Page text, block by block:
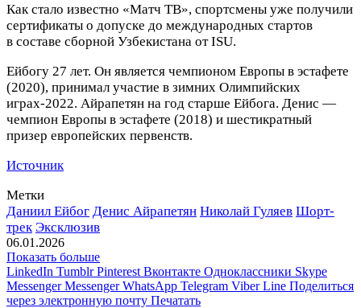
Как стало известно «Матч ТВ», спортсмены уже получили
сертификаты о допуске до международных стартов
в составе сборной Узбекистана от ISU.
Ейбогу 27 лет. Он является чемпионом Европы в эстафете
(2020), принимал участие в зимних Олимпийских
играх‑2022. Айрапетян на год старше Ейбога. Денис —
чемпион Европы в эстафете (2018) и шестикратный
призер европейских первенств.
Источник
Метки
Даниил Ейбог Денис Айрапетян Николай Гуляев Шорт-
трек Эксклюзив
06.01.2026
Показать больше
LinkedIn Tumblr Pinterest Вконтакте Одноклассники Skype
Messenger Messenger WhatsApp Telegram Viber Line Поделиться
через электронную почту Печатать